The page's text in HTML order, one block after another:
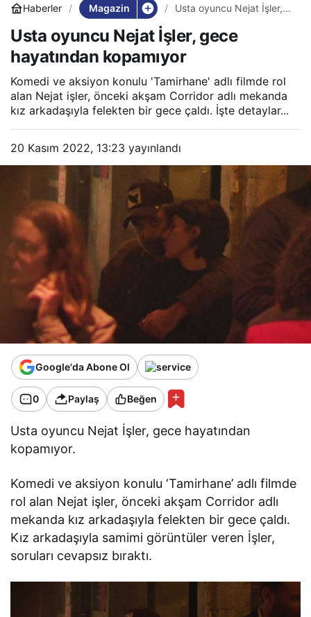
Haberler Magazin
Usta oyuncu Nejat İşler,
kopamıyor
Usta oyuncu Nejat İşler, gece
hayatından kopamıyor
Komedi ve aksiyon konulu 'Tamirhane' adlı filmde rol
alan Nejat işler, önceki akşam Corridor adlı mekanda
kız arkadaşıyla felekten bir gece çaldı. İşte detaylar...
20 Kasım 2022, 13:23 yayınlandı
Google'da Abone Ol
0 Paylaş Beğen
Usta oyuncu Nejat İşler, gece hayatından
kopamıyor.
Komedi ve aksiyon konulu ‘Tamirhane’ adlı filmde
rol alan Nejat işler, önceki akşam Corridor adlı
mekanda kız arkadaşıyla felekten bir gece çaldı.
Kız arkadaşıyla samimi görüntüler veren İşler,
soruları cevapsız bıraktı.